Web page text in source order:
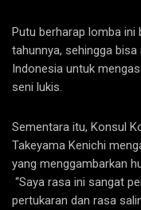
Putu berharap lomba
tahunnya, sehingga
Indonesia untuk
seni lukis.
Sementara itu, Konsul
Takeyama Kenichi
yang menggambarkan
“Saya rasa ini sangat
pertukaran dan rasa